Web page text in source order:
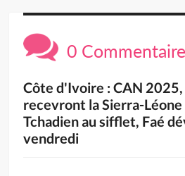
0
Côte d'Ivoire : CAN
recevront la Sierra-Léone
Tchadien au sifflet, Faé
vendredi